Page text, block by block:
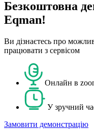
Безкоштовна
Eqman!
Ви дізнаєтесь про
працювати з сервісом
Онлайн в
У зручний
Замовити демонстрацію